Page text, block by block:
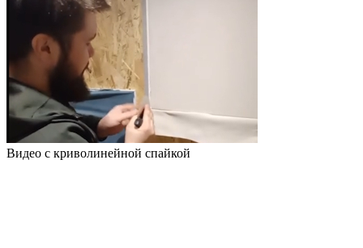
Видео с криволинейной спайкой